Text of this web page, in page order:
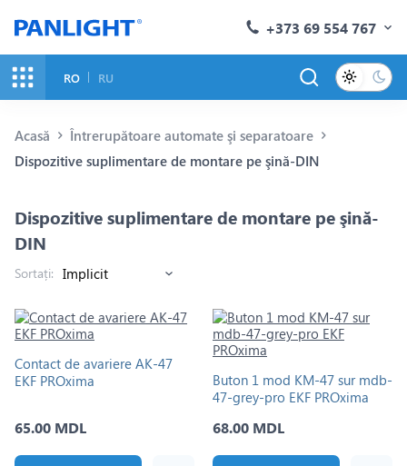
+373 69 554 767
RO RU
Acasă
Întrerupătoare automate şi separatoare
Dispozitive suplimentare de montare pe şină-DIN
Dispozitive suplimentare de montare pe şină-
DIN
Sortați:
Contact de avariere AK-47
EKF PROxima
65.00 MDL
Buton 1 mod KM-47 sur mdb-
47-grey-pro EKF PROxima
68.00 MDL